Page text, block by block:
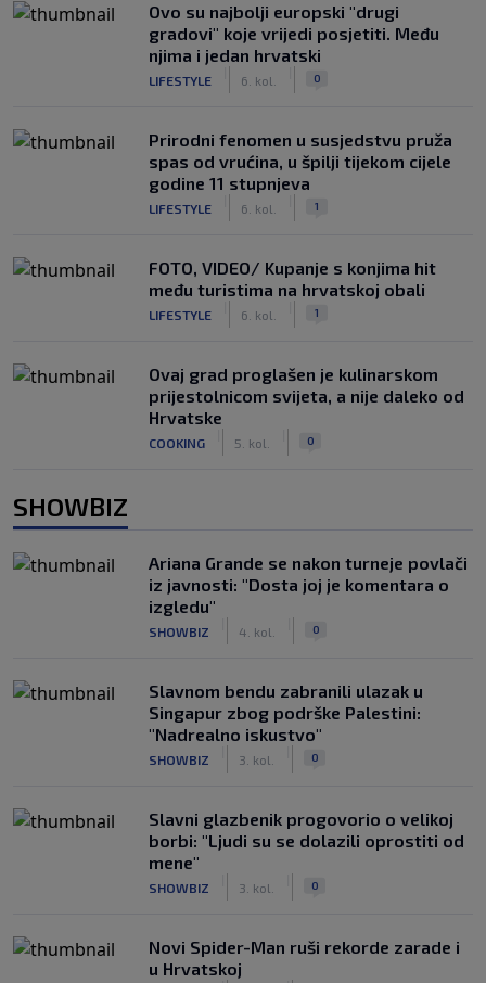
Ovo su najbolji europski "drugi
gradovi" koje vrijedi posjetiti. Među
njima i jedan hrvatski
LIFESTYLE 6. kol. 0
Prirodni fenomen u susjedstvu pruža
spas od vrućina, u špilji tijekom cijele
godine 11 stupnjeva
LIFESTYLE 6. kol. 1
FOTO, VIDEO/ Kupanje s konjima hit
među turistima na hrvatskoj obali
LIFESTYLE 6. kol. 1
Ovaj grad proglašen je kulinarskom
prijestolnicom svijeta, a nije daleko od
Hrvatske
COOKING 5. kol. 0
SHOWBIZ
Ariana Grande se nakon turneje povlači
iz javnosti: "Dosta joj je komentara o
izgledu"
SHOWBIZ 4. kol. 0
Slavnom bendu zabranili ulazak u
Singapur zbog podrške Palestini:
"Nadrealno iskustvo"
SHOWBIZ 3. kol. 0
Slavni glazbenik progovorio o velikoj
borbi: "Ljudi su se dolazili oprostiti od
mene"
SHOWBIZ 3. kol. 0
Novi Spider-Man ruši rekorde zarade i
u Hrvatskoj